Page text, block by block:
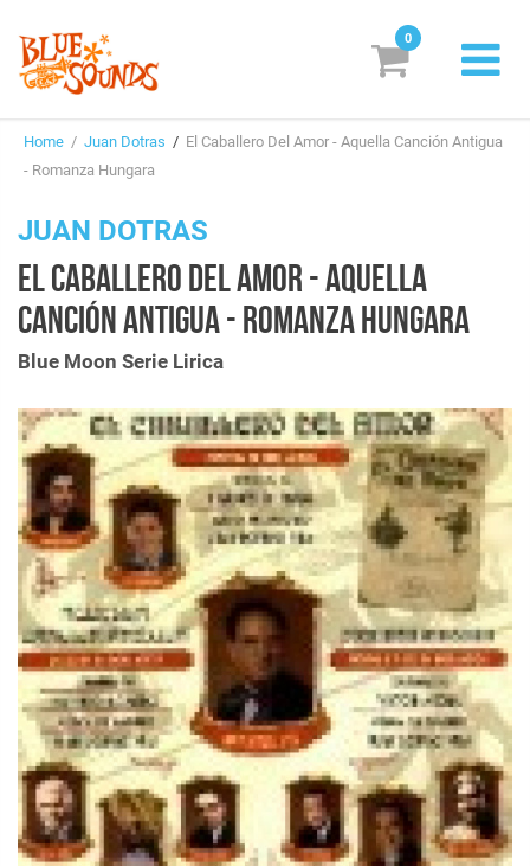
Suggestions
Genres & Styles
Vinyl
Search
Login/Register Subscribe! EUR
0
Home / Juan Dotras / El Caballero Del Amor - Aquella Canción Antigua
- Romanza Hungara
JUAN DOTRAS
EL CABALLERO DEL AMOR - AQUELLA
CANCIÓN ANTIGUA - ROMANZA HUNGARA
Blue Moon Serie Lirica